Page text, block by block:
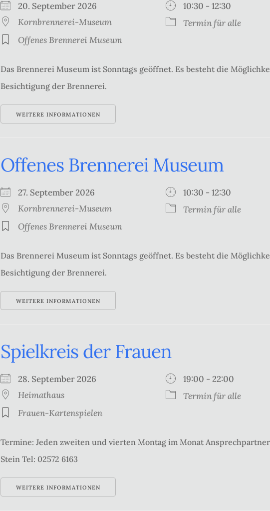
20. September 2026
10:30 - 12:30
Kornbrennerei-Museum
Termin für alle
Offenes Brennerei Museum
Das Brennerei Museum ist Sonntags geöffnet. Es besteht die
Besichtigung der Brennerei.
WEITERE INFORMATIONEN
Offenes Brennerei Museum
27. September 2026
10:30 - 12:30
Kornbrennerei-Museum
Termin für alle
Offenes Brennerei Museum
Das Brennerei Museum ist Sonntags geöffnet. Es besteht die
Besichtigung der Brennerei.
WEITERE INFORMATIONEN
Spielkreis der Frauen
28. September 2026
19:00 - 22:00
Heimathaus
Termin für alle
Frauen-Kartenspielen
Termine: Jeden zweiten und vierten Montag im Monat
Stein Tel: 02572 6163
WEITERE INFORMATIONEN